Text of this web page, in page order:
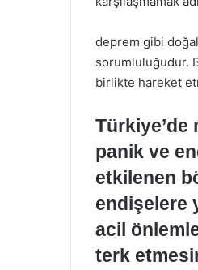
deprem gibi
sorumluluğudur.
birlikte hareket
panik ve
etkilenen
endişelere
acil
terk